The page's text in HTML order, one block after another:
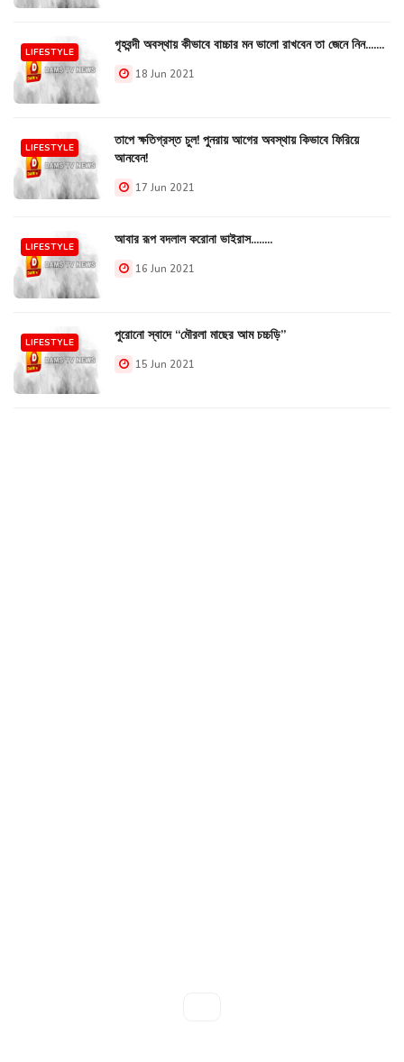
LIFESTYLE গৃহবন্দী অবস্থায় কীভাবে বাচ্চার মন ভালো রাখবেন তা জেনে নিন.......
18 Jun 2021
LIFESTYLE
তাপে ক্ষতিগ্রস্ত চুল! পুনরায় আগের অবস্থায় কিভাবে ফিরিয়ে
আনবেন!
17 Jun 2021
LIFESTYLE আবার রূপ বদলাল করোনা ভাইরাস........
16 Jun 2021
LIFESTYLE পুরোনো স্বাদে “মৌরলা মাছের আম চচ্চড়ি”
15 Jun 2021